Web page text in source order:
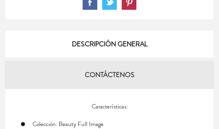
DESCRIPCIÓN GENERAL
CONTÁCTENOS
Características:
Colección: Beauty Full Image